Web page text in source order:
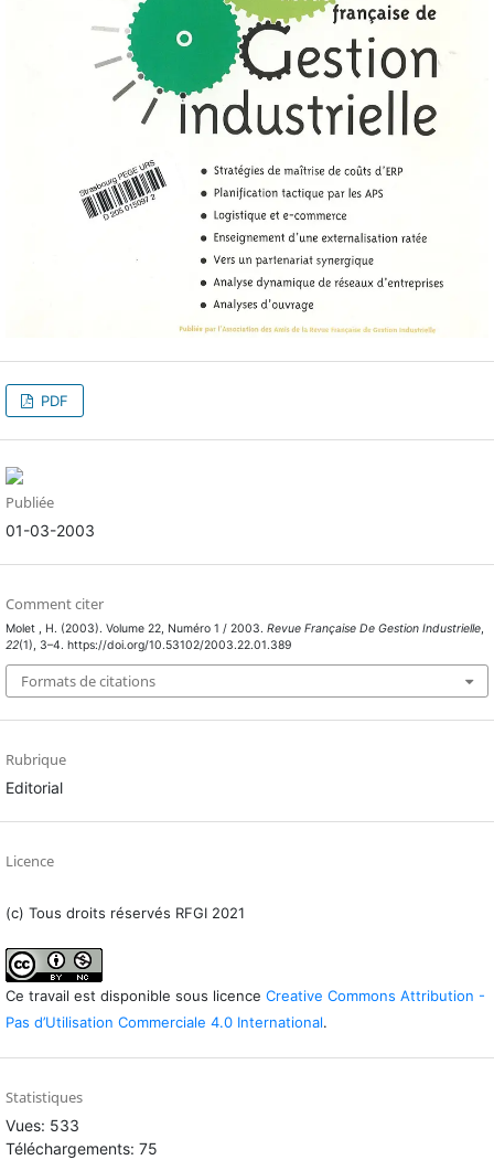
PDF
Publiée
01-03-2003
Comment citer
Molet , H. (2003). Volume 22, Numéro 1 / 2003. Revue Française De Gestion Industrielle,
22(1), 3–4. https://doi.org/10.53102/2003.22.01.389
Formats de citations
Rubrique
Editorial
Licence
(c) Tous droits réservés RFGI 2021
Ce travail est disponible sous licence Creative Commons Attribution -
Pas d’Utilisation Commerciale 4.0 International.
Statistiques
Vues: 533
Téléchargements: 75